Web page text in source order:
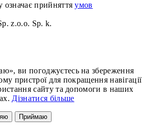
означає прийняттяумов
z.o.o. Sp. k.
ви погоджуєтесь на збереження
пристрої для покращення навігації
сайту та допомоги в наших
Дізнатися більше
Приймаю